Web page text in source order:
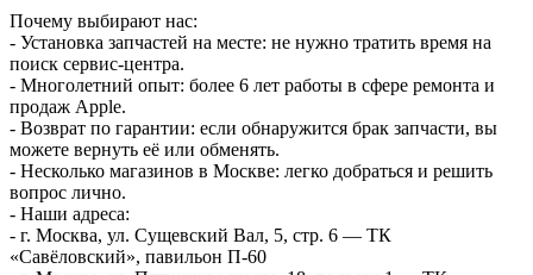
Почему выбирают нас:
- Установка запчастей на месте: не нужно тратить время на
поиск сервис-центра.
- Многолетний опыт: более 6 лет работы в сфере ремонта и
продаж Apple.
- Возврат по гарантии: если обнаружится брак запчасти, вы
можете вернуть её или обменять.
- Несколько магазинов в Москве: легко добраться и решить
вопрос лично.
- Наши адреса:
- г. Москва, ул. Сущевский Вал, 5, стр. 6 — ТК
«Савёловский», павильон П-60